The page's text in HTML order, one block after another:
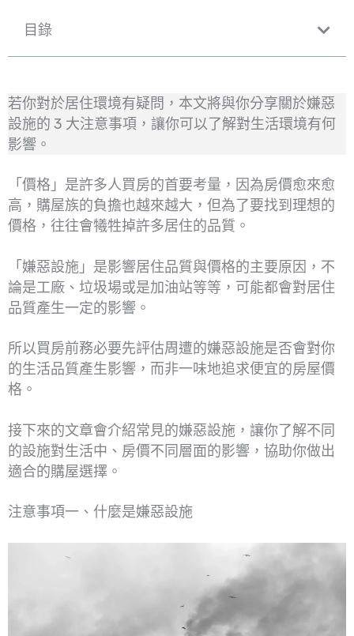
目錄
若你對於居住環境有疑問，本文將與你分享關於嫌惡
設施的 3 大注意事項，讓你可以了解對生活環境有何
影響。
「價格」是許多人買房的首要考量，因為房價愈來愈
高，購屋族的負擔也越來越大，但為了要找到理想的
價格，往往會犧牲掉許多居住的品質。
「嫌惡設施」是影響居住品質與價格的主要原因，不
論是工廠、垃圾場或是加油站等等，可能都會對居住
品質產生一定的影響。
所以買房前務必要先評估周遭的嫌惡設施是否會對你
的生活品質產生影響，而非一味地追求便宜的房屋價
格。
接下來的文章會介紹常見的嫌惡設施，讓你了解不同
的設施對生活中、房價不同層面的影響，協助你做出
適合的購屋選擇。
注意事項一、什麼是嫌惡設施